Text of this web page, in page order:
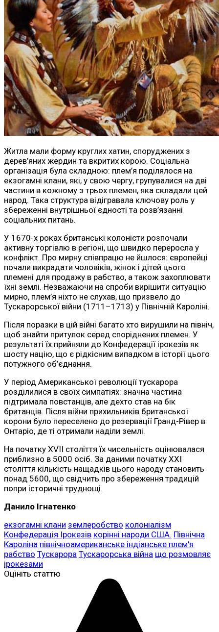
Житла мали форму круглих хатин, споруджених з
дерев’яних жердин та вкритих корою. Соціальна
організація була складною: плем’я поділялося на
екзогамні клани, які, у свою чергу, групувалися на дві
частини в кожному з трьох племен, яка складали цей
народ. Така структура відігравала ключову роль у
збереженні внутрішньої єдності та розв’язанні
соціальних питань.
У 1670-х роках британські колоністи розпочали
активну торгівлю в регіоні, що швидко переросла у
конфлікт. Про мирну співпрацю не йшлося: європейці
почали викрадати чоловіків, жінок і дітей цього
племені для продажу в рабство, а також захоплювати
їхні землі. Незважаючи на спроби вирішити ситуацію
мирно, плем’я ніхто не слухав, що призвело до
Тускарорської війни (1711–1713) у Північній Кароліні.
Після поразки в цій війні багато хто вирушили на північ,
щоб знайти притулок серед споріднених племен. У
результаті їх прийняли до Конфедерації ірокезів як
шосту націю, що є рідкісним випадком в історії цього
потужного об’єднання.
У період Американської революції тускарора
розділилися в своїх симпатіях: значна частина
підтримала повстанців, але дехто став на бік
британців. Після війни прихильників британської
корони було переселено до резервації Гранд-Рівер в
Онтаріо, де ті отримали наділи землі.
На початку XVII століття їх чисельність оцінювалася
приблизно в 5000 осіб. За даними початку XXI
століття кількість нащадків цього народу становить
понад 5600, що свідчить про збереження традицій
попри історичні труднощі.
Данило Ігнатенко
екзогамні клани землеробство колоніалізм
Конфедерація Ірокезів корінні народи США. Північна
Кароліна північноамериканське індіанське плем'я
рабство Тускарора Тускарорська війна що розмовляє
ірокезами
Оцініть статтю